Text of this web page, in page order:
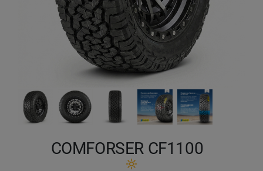
COMFORSER CF1100
Павлодар
Петропавловск